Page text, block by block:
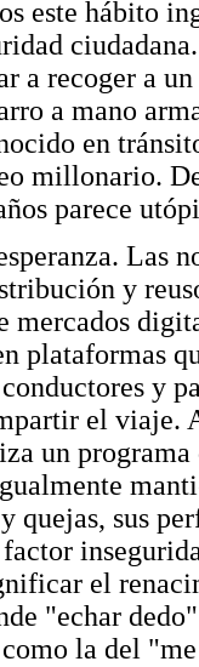
este hábito
a recoger a
a mano
en
millonario.
parece
Las
y
mercados
plataformas
y
el viaje.
un
quejas, sus
el
"echar
la del